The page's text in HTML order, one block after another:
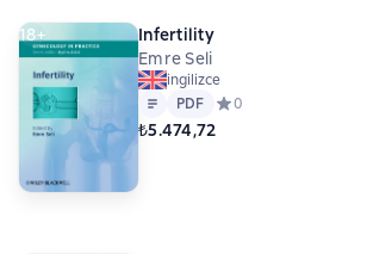
18+
Infertility
Emre Seli
ingilizce
Metin
PDF
PDF Средний рейтинг 0
0
₺5.474,72